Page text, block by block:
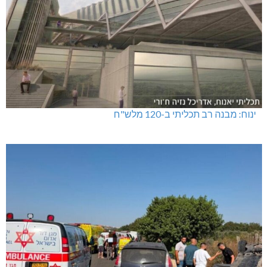
ינוח: מבנה רב תכליתי ב-120 מלש"ח